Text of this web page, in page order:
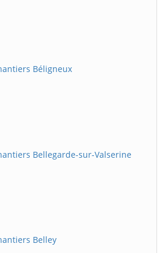
Béligneux
Bellegarde-sur-Valserine
Belley